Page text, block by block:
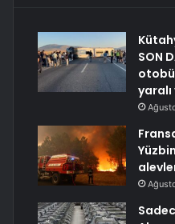
SON
yaralı